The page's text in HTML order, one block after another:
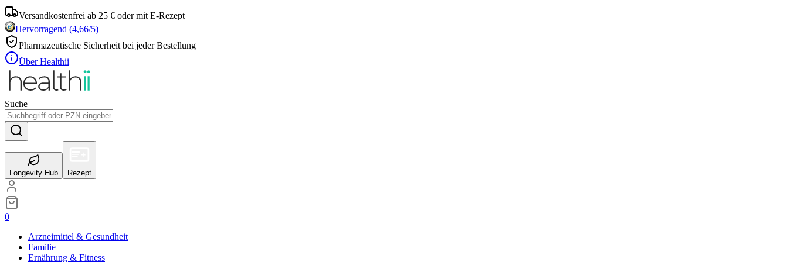
Versandkostenfrei ab 25 € oder mit E-Rezept
Hervorragend (4,66/5)
Pharmazeutische Sicherheit bei jeder Bestellung
Über Healthii
Suche
Longevity Hub Rezept
0
Arzneimittel & Gesundheit
Familie
Ernährung & Fitness